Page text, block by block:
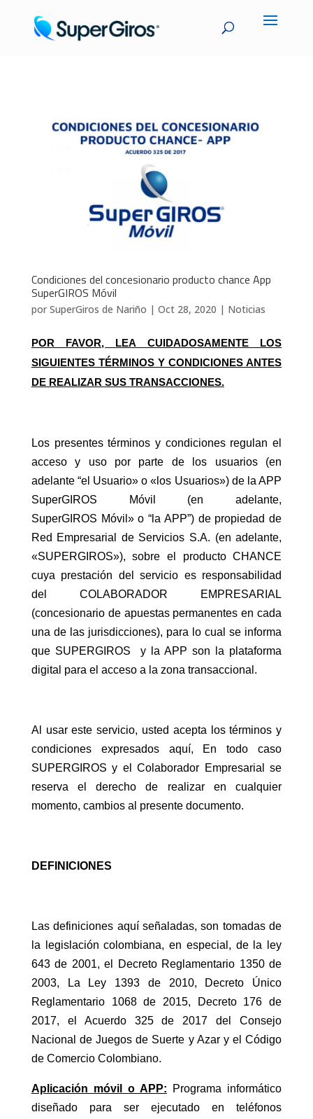
Condiciones del concesionario producto chance App
SuperGIROS Móvil
por SuperGiros de Nariño | Oct 28, 2020 | Noticias
POR FAVOR, LEA CUIDADOSAMENTE LOS
SIGUIENTES TÉRMINOS Y CONDICIONES ANTES
DE REALIZAR SUS TRANSACCIONES.
Los presentes términos y condiciones regulan el
acceso y uso por parte de los usuarios (en
adelante “el Usuario» o «los Usuarios») de la APP
SuperGIROS Móvil (en adelante,
SuperGIROS Móvil» o “la APP”) de propiedad de
Red Empresarial de Servicios S.A. (en adelante,
«SUPERGIROS»), sobre el producto CHANCE
cuya prestación del servicio es responsabilidad
del COLABORADOR EMPRESARIAL
(concesionario de apuestas permanentes en cada
una de las jurisdicciones), para lo cual se informa
que SUPERGIROS y la APP son la plataforma
digital para el acceso a la zona transaccional.
Al usar este servicio, usted acepta los términos y
condiciones expresados aquí, En todo caso
SUPERGIROS y el Colaborador Empresarial se
reserva el derecho de realizar en cualquier
momento, cambios al presente documento.
DEFINICIONES
Las definiciones aquí señaladas, son tomadas de
la legislación colombiana, en especial, de la ley
643 de 2001, el Decreto Reglamentario 1350 de
2003, La Ley 1393 de 2010, Decreto Único
Reglamentario 1068 de 2015, Decreto 176 de
2017, el Acuerdo 325 de 2017 del Consejo
Nacional de Juegos de Suerte y Azar y el Código
de Comercio Colombiano.
Aplicación móvil o APP: Programa informático
diseñado para ser ejecutado en teléfonos